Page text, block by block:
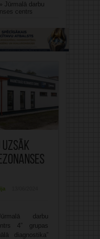
» Jūrmalā darbu
centrs
darbu
4” grupas
diagnostika”